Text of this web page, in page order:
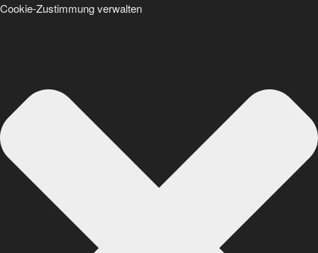
Cookie-Zustimmung verwalten